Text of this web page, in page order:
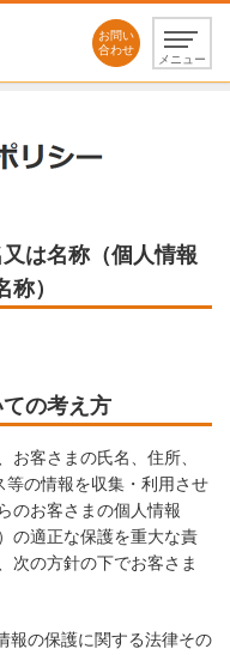
お問い
合わせ
メニュー
は名称（個人情報
）
の考え方
お客さまの氏名、住所、
等の情報を収集・利用させ
のお客さまの個人情報
の適正な保護を重大な責
次の方針の下でお客さま
報の保護に関する法律その